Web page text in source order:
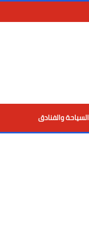
السياحة والفنادق